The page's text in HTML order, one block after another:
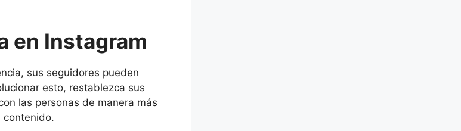
en Instagram
sus seguidores pueden
esto, restablezca sus
las personas de manera más
contenido.